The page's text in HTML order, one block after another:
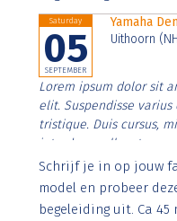
Saturday
05
SEPTEMBER
Yamaha
Uithoorn
Lorem ipsum dolor sit
elit. Suspendisse
tristique. Duis cursus,
interdum nulla, ut
Aenean faucibus nibh
imperdiet. Nunc ut
Schrijf je in op jouw
model en probeer
begeleiding uit. Ca